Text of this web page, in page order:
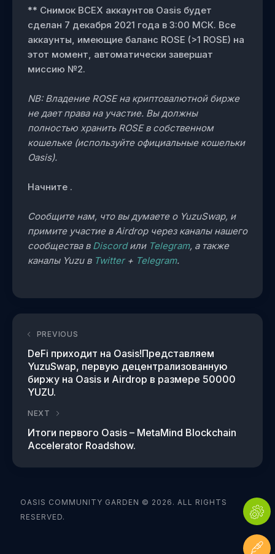
** Снимок ВСЕХ аккаунтов Oasis будет
сделан 7 декабря 2021 года в 3:00 МСК. Все
аккаунты, имеющие баланс ROSE (>1 ROSE) на
этот момент, автоматически завершат
миссию №2.
NB: Владение ROSE на криптовалютной бирже
не дает права на участие. Вы должны
полностью хранить ROSE в собственном
кошельке (используйте официальные кошельки
Oasis).
Начните .
Сообщите нам, что вы думаете о YuzuSwap, и
примите участие в Airdrop через каналы нашего
сообщества в Discordили Telegram, а также
каналы Yuzu в Twitter + Telegram.
PREVIOUS
DeFi приходит на Oasis!Представляем
YuzuSwap, первую децентрализованную
биржу на Oasis и Airdrop в размере 50000
YUZU.
NEXT
Итоги первого Oasis – MetaMind Blockchain
Accelerator Roadshow.
OASIS COMMUNITY GARDEN © 2026. ALL RIGHTS
RESERVED.